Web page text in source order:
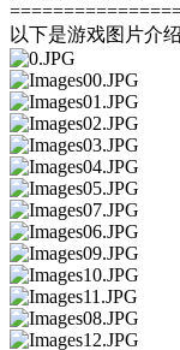
以下是游戏图片介绍